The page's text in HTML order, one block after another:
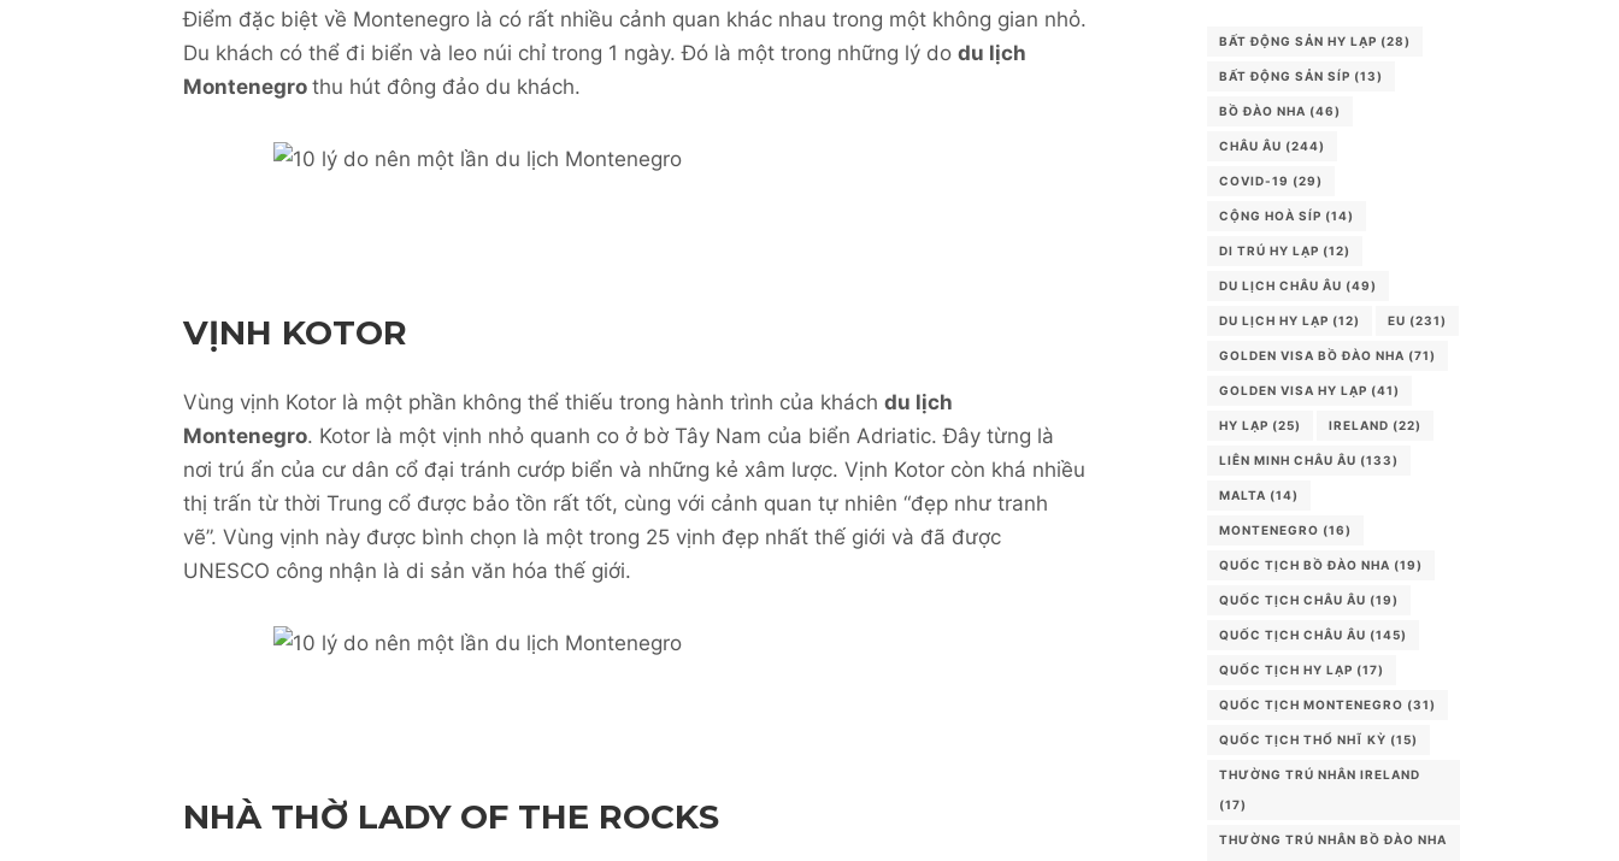
Điểm đặc biệt về Montenegro là có rất nhiều cảnh quan khác nhau trong một không gian nhỏ.
Du khách có thể đi biển và leo núi chỉ trong 1 ngày. Đó là một trong những lý do du lịch
Montenegro thu hút đông đảo du khách.
VỊNH KOTOR
Vùng vịnh Kotor là một phần không thể thiếu trong hành trình của khách du lịch
Montenegro. Kotor là một vịnh nhỏ quanh co ở bờ Tây Nam của biển Adriatic. Đây từng là
nơi trú ẩn của cư dân cổ đại tránh cướp biển và những kẻ xâm lược. Vịnh Kotor còn khá nhiều
thị trấn từ thời Trung cổ được bảo tồn rất tốt, cùng với cảnh quan tự nhiên “đẹp như tranh
vẽ”. Vùng vịnh này được bình chọn là một trong 25 vịnh đẹp nhất thế giới và đã được
UNESCO công nhận là di sản văn hóa thế giới.
NHÀ THỜ LADY OF THE ROCKS
BẤT ĐỘNG SẢN HY LẠP (28)
BẤT ĐỘNG SẢN SÍP (13)
BỒ ĐÀO NHA (46)
CHÂU ÂU (244)
COVID-19 (29)
CỘNG HOÀ SÍP (14)
DI TRÚ HY LẠP (12)
DU LỊCH CHÂU ÂU (49)
DU LỊCH HY LẠP (12) EU (231)
GOLDEN VISA BỒ ĐÀO NHA (71)
GOLDEN VISA HY LẠP (41)
HY LẠP (25) IRELAND (22)
LIÊN MINH CHÂU ÂU (133)
MALTA (14)
MONTENEGRO (16)
QUỐC TỊCH BỒ ĐÀO NHA (19)
QUỐC TỊCH CHÂU ÂU (19)
QUỐC TỊCH CHÂU ÂU (145)
QUỐC TỊCH HY LẠP (17)
QUỐC TỊCH MONTENEGRO (31)
QUỐC TỊCH THỔ NHĨ KỲ (15)
THƯỜNG TRÚ NHÂN IRELAND
(17)
THƯỜNG TRÚ NHÂN BỒ ĐÀO NHA